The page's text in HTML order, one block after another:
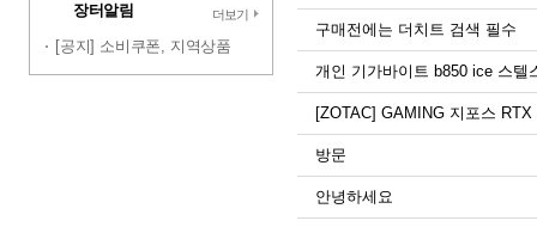
장터알림
[공지] 소비쿠폰, 지역상품
더보기
구매전에는 더치트 검색 필수
개인 기가바이트 b850 ice 스텔
[ZOTAC] GAMING 지포스
방문
안녕하세요